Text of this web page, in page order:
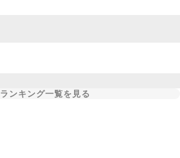
ランキング一覧を見る